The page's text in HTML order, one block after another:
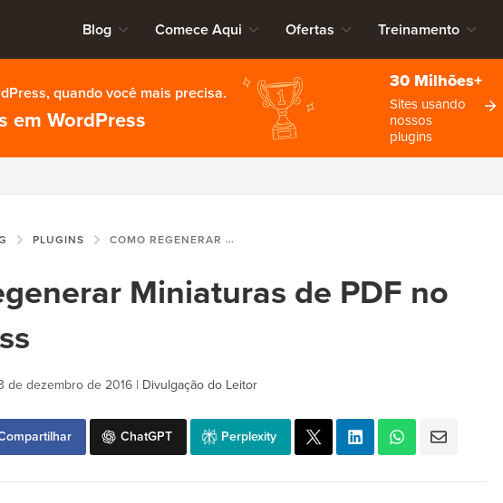
Blog Comece Aqui Ofertas Treinamento
quando você mais precisa.
em WordPress
30 Milhões+
Sites usando
nossos
plugins
PLUGINS COMO REGENERAR MINIATURAS DE PDF NO WORDPRESS
Miniaturas de PDF no
de dezembro de 2016 | Divulgação do Leitor
ChatGPT Perplexity